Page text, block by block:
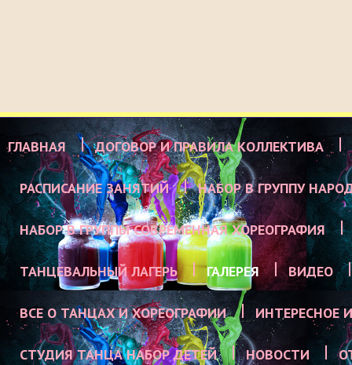
ГЛАВНАЯ ДОГОВОР И ПРАВИЛА КОЛЛЕКТИВА
РАСПИСАНИЕ ЗАНЯТИЙ НАБОР В ГРУППУ
НАБОР В ГРУППЫ СОВРЕМЕННАЯ ХОРЕОГРАФИЯ
ТАНЦЕВАЛЬНЫЙ ЛАГЕРЬ ГАЛЕРЕЯ ВИДЕО
ВСЕ О ТАНЦАХ И ХОРЕОГРАФИИ ИНТЕРЕСНОЕ
СТУДИЯ ТАНЦА НАБОР ДЕТЕЙ НОВОСТИ